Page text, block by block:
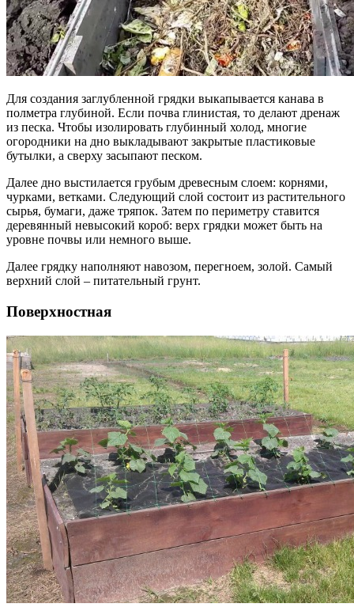
Для создания заглубленной грядки выкапывается канава в
полметра глубиной. Если почва глинистая, то делают дренаж
из песка. Чтобы изолировать глубинный холод, многие
огородники на дно выкладывают закрытые пластиковые
бутылки, а сверху засыпают песком.
Далее дно выстилается грубым древесным слоем: корнями,
чурками, ветками. Следующий слой состоит из растительного
сырья, бумаги, даже тряпок. Затем по периметру ставится
деревянный невысокий короб: верх грядки может быть на
уровне почвы или немного выше.
Далее грядку наполняют навозом, перегноем, золой. Самый
верхний слой – питательный грунт.
Поверхностная